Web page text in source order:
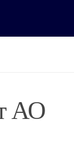
АО